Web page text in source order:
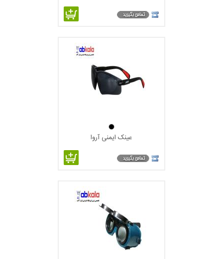
عینک ایمنی آروا